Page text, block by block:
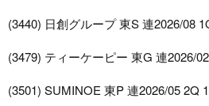
(3440) 日創グループ 東S 連2026/08
(3479) ティーケーピー 東G 連2026/
(3501) SUMINOE 東P 連2026/05 2Q